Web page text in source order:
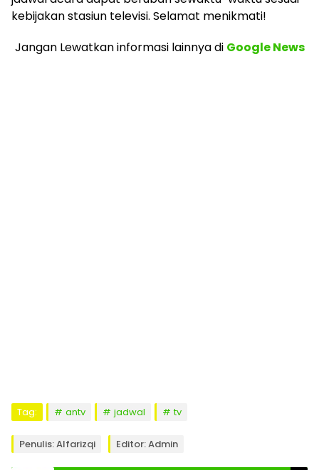
kebijakan stasiun televisi. Selamat menikmati!
Jangan Lewatkan informasi lainnyadi Google News
Tag: antv jadwal tv
Penulis: Alfarizqi Editor: Admin